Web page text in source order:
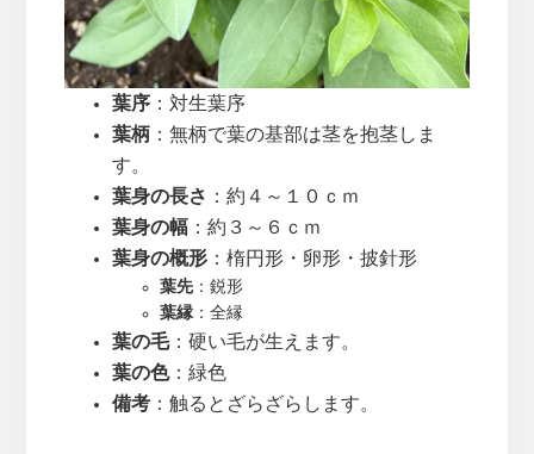
葉序：対生葉序
葉柄 ：無柄で葉の基部は茎を抱茎しま
す。
葉身の長さ ：約４～１０ｃｍ
葉身の幅 ：約３～６ｃｍ
葉身の概形：楕円形・卵形・披針形
葉先：鋭形
葉縁：全縁
葉の毛：硬い毛が生えます。
葉の色：緑色
備考：触るとざらざらします。